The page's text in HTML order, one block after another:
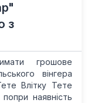
з
грошове
вінгера
Влітку Тете
наявність